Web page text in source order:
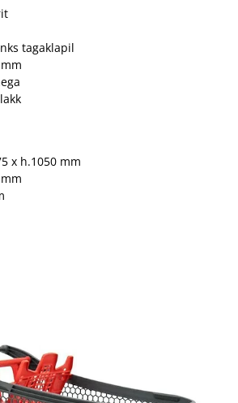
tagaklapil
x h.1050 mm